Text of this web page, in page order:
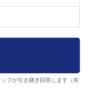
フが引き継ぎ回答します（有